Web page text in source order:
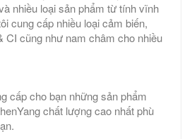
nhiều loại sản phẩm từ tính vĩnh
cung cấp nhiều loại cảm biến,
CI cũng như nam châm cho nhiều
cấp cho bạn những sản phẩm
chất lượng cao nhất phù